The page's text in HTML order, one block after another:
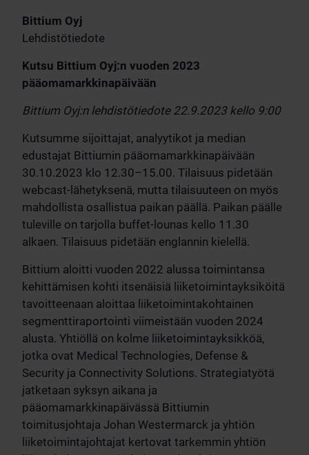
Bittium Oyj
Lehdistötiedote
Kutsu Bittium Oyj:n vuoden 2023
pääomamarkkinapäivään
Bittium Oyj:n lehdistötiedote 22.9.2023 kello 9:00
Kutsumme sijoittajat, analyytikot ja median
edustajat Bittiumin pääomamarkkinapäivään
30.10.2023 klo 12.30–15.00. Tilaisuus pidetään
webcast-lähetyksenä, mutta tilaisuuteen on myös
mahdollista osallistua paikan päällä. Paikan päälle
tuleville on tarjolla buffet-lounas kello 11.30
alkaen. Tilaisuus pidetään englannin kielellä.
Bittium aloitti vuoden 2022 alussa toimintansa
kehittämisen kohti itsenäisiä liiketoimintayksiköitä
tavoitteenaan aloittaa liiketoimintakohtainen
segmenttiraportointi viimeistään vuoden 2024
alusta. Yhtiöllä on kolme liiketoimintayksikköä,
jotka ovat Medical Technologies, Defense &
Security ja Connectivity Solutions. Strategiatyötä
jatketaan syksyn aikana ja
pääomamarkkinapäivässä Bittiumin
toimitusjohtaja Johan Westermarck ja yhtiön
liiketoimintajohtajat kertovat tarkemmin yhtiön